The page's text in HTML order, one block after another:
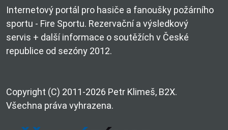
Internetový portál pro hasiče a fanoušky požárního
sportu - Fire Sportu. Rezervační a výsledkový
servis + další informace o soutěžích v České
republice od sezóny 2012.
Copyright (C) 2011-2026 Petr Klimeš, B2X.
Všechna práva vyhrazena.